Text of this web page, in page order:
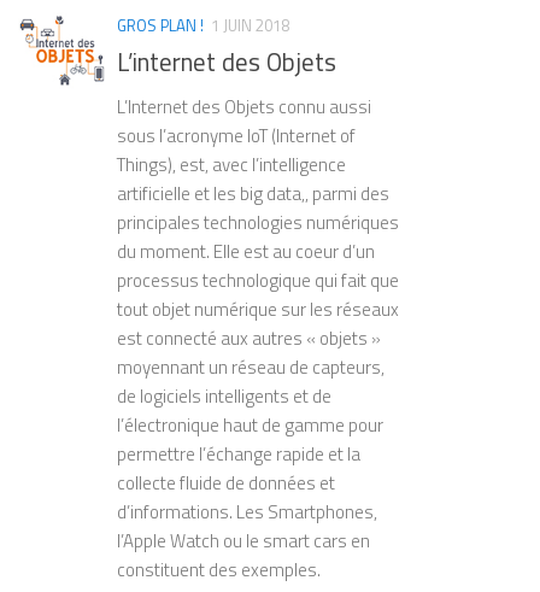
GROS PLAN ! 1 JUIN 2018
L’internet des Objets
L’Internet des Objets connu aussi
sous l’acronyme IoT (Internet of
Things), est, avec l’intelligence
artificielle et les big data,, parmi des
principales technologies numériques
du moment. Elle est au coeur d’un
processus technologique qui fait que
tout objet numérique sur les réseaux
est connecté aux autres « objets »
moyennant un réseau de capteurs,
de logiciels intelligents et de
l’électronique haut de gamme pour
permettre l’échange rapide et la
collecte fluide de données et
d’informations. Les Smartphones,
l’Apple Watch ou le smart cars en
constituent des exemples.
L’IA NE COMPREND PAS LE SENS DES INFORMATIONS,
ELLE SUIT SIMPLEMENT DES PATTERNS. ÉTHIQUE ET
DROITS D’AUTEUR : QUI POSSÈDE LES DROITS SUR UNE
IMAGE GÉNÉRÉE PAR UNE IA ? ET QUE DIRE DE
L’UTILISATION DE DONNÉES PROTÉGÉES POUR
ENTRAÎNER CES MODÈLES ? IMPACT SOCIAL ET
ÉCONOMIQUE : L’IA TRANSFORME DES MÉTIERS :
CERTAINS CRÉATIFS PEUVENT ÊTRE ASSISTÉS,
D’AUTRES REMPLACÉS. ELLE CHANGE AUSSI NOTRE
RAPPORT À LA CRÉATION ET À L’INFORMATION.
(1962) et Understanding Media: The
une thèse radicale : les médias ne sont
pas de simples canaux de transmission de
contenus, mais des environnements qui
structurent la perception, la pensée et les
relations sociales. Sa célèbre formule «
the medium is the message » résume
cette idée selon laquelle l’impact d’un
média réside moins dans ce qu’il transmet
que dans la manière dont il transforme les
comportements individuels et collectifs.
McLuhan analyse l’histoire des sociétés à
travers l’évolution des technologies de
communication, depuis l’oralité jusqu’à
l’imprimerie, puis aux médias
électroniques. Il montre notamment
comment l’imprimerie a favorisé la pensée
linéaire, l’individualisme et l’organisation
rationnelle du monde moderne, tandis
que les médias électroniques (radio,
télévision) réintroduisent une forme de